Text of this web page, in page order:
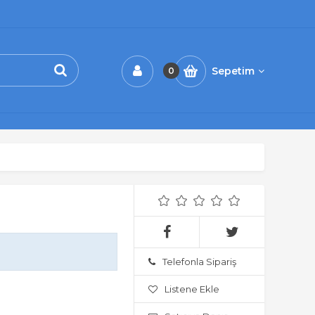
0 Sepetim
Telefonla Sipariş
Listene Ekle